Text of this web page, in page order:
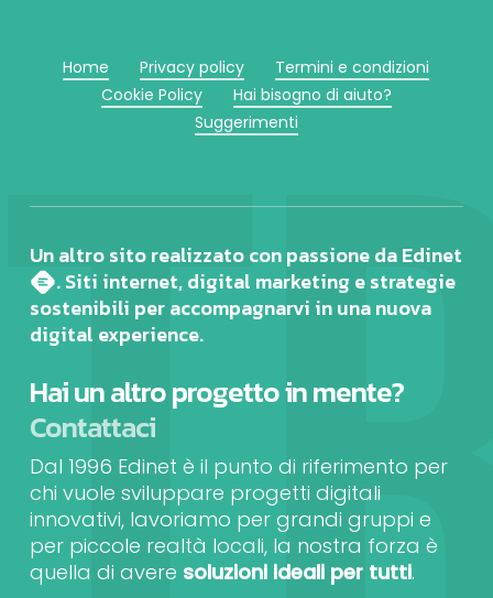
Home Privacy policy
Termini e condizioni
Cookie Policy
Hai bisogno di aiuto?
Suggerimenti
Un altro sito realizzato con passione da Edinet
. Siti internet, digital marketing e strategie
sostenibili per accompagnarvi in una nuova
digital experience.
Hai un altro progetto in mente?
Contattaci
Dal 1996 Edinet è il punto di riferimento per
chi vuole sviluppare progetti digitali
innovativi, lavoriamo per grandi gruppi e
per piccole realtà locali, la nostra forza è
quella di avere soluzioni ideali per tutti.